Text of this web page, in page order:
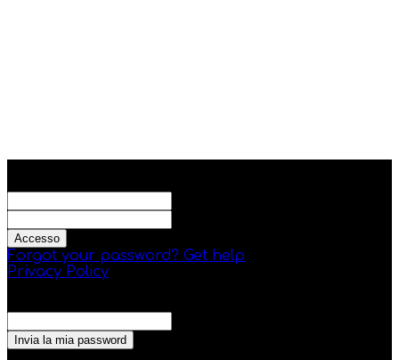
Forgot your password? Get help
Privacy Policy